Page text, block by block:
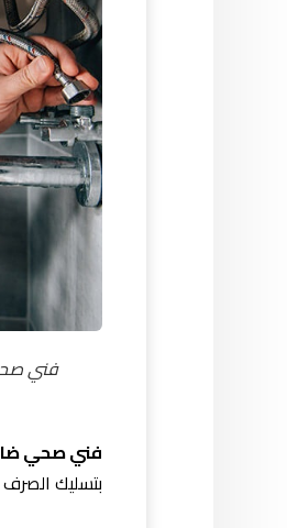
فني
فني صحي
بتسليك